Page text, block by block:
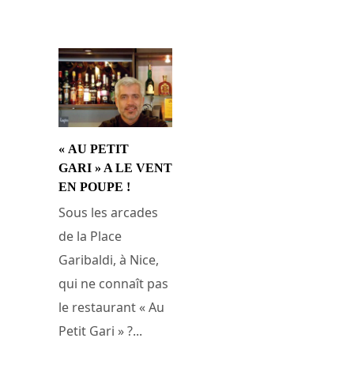
« AU PETIT
GARI » A LE VENT
EN POUPE !
Sous les arcades
de la Place
Garibaldi, à Nice,
qui ne connaît pas
le restaurant « Au
Petit Gari » ?...